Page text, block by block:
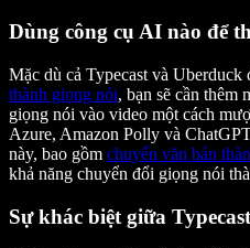
Dùng công cụ AI nào để
Mặc dù cả Typecast và Uberduck
thành giọng nói, bạn sẽ cần thêm
giọng nói vào video một cách
Azure, Amazon Polly và
này, bao gồm chuyển văn bản
khả năng chuyển đổi giọng nói
Sự khác biệt giữa